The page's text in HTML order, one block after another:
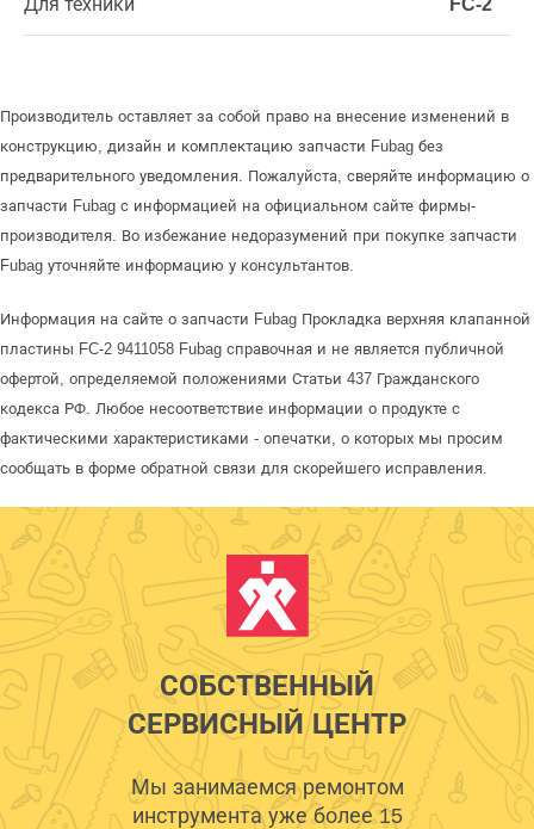
Для техники FC-2
Производитель оставляет за собой право на внесение изменений в
конструкцию, дизайн и комплектацию запчасти Fubag без
предварительного уведомления. Пожалуйста, сверяйте информацию о
запчасти Fubag с информацией на официальном сайте фирмы-
производителя. Во избежание недоразумений при покупке запчасти
Fubag уточняйте информацию у консультантов.
Информация на сайте о запчасти Fubag Прокладка верхняя клапанной
пластины FC-2 9411058 Fubag справочная и не является публичной
офертой, определяемой положениями Статьи 437 Гражданского
кодекса РФ. Любое несоответствие информации о продукте с
фактическими характеристиками - опечатки, о которых мы просим
сообщать в форме обратной связи для скорейшего исправления.
СОБСТВЕННЫЙ
СЕРВИСНЫЙ ЦЕНТР
Мы занимаемся ремонтом
инструмента уже более 15